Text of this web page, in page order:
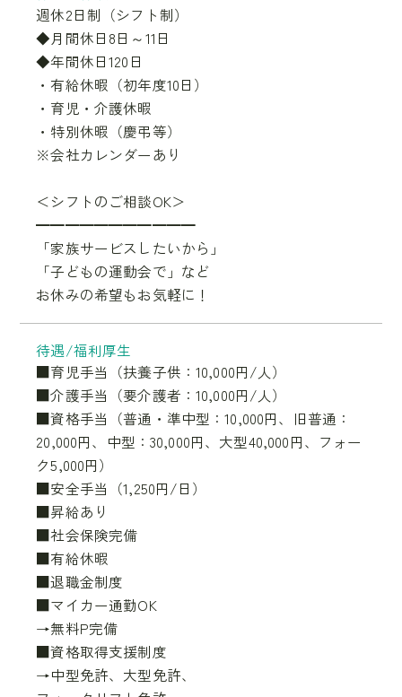
週休2日制（シフト制）
◆月間休日8日～11日
◆年間休日120日
・有給休暇（初年度10日）
・育児・介護休暇
・特別休暇（慶弔等）
※会社カレンダーあり
＜シフトのご相談OK＞
━━━━━━━━━━━
「家族サービスしたいから」
「子どもの運動会で」など
お休みの希望もお気軽に！
待遇/福利厚生
■育児手当（扶養子供：10,000円/人）
■介護手当（要介護者：10,000円/人）
■資格手当（普通・準中型：10,000円、旧普通：
20,000円、中型：30,000円、大型40,000円、フォー
ク5,000円）
■安全手当（1,250円/日）
■昇給あり
■社会保険完備
■有給休暇
■退職金制度
■マイカー通勤OK
→無料P完備
■資格取得支援制度
→中型免許、大型免許、